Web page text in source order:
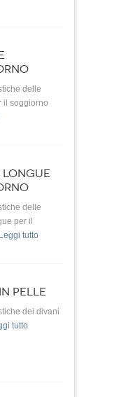
delle
il soggiorno
delle
per il
Leggi tutto
PELLE
dei divani
tutto